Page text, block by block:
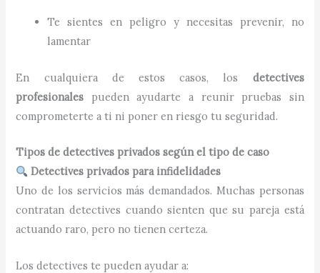
Te sientes en peligro y necesitas prevenir, no
lamentar
En cualquiera de estos casos, los detectives
profesionales pueden ayudarte a reunir pruebas sin
comprometerte a ti ni poner en riesgo tu seguridad.
Tipos de detectives privados según el tipo de caso
Detectives privados para infidelidades
Uno de los servicios más demandados. Muchas personas
contratan detectives cuando sienten que su pareja está
actuando raro, pero no tienen certeza.
Los detectives te pueden ayudar a: